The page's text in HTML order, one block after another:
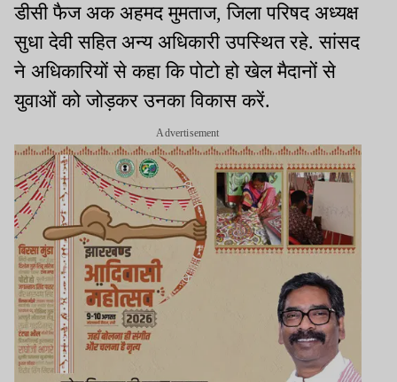
डीसी फैज अक अहमद मुमताज, जिला परिषद अध्यक्ष
सुधा देवी सहित अन्य अधिकारी उपस्थित रहे. सांसद
ने अधिकारियों से कहा कि पोटो हो खेल मैदानों से
युवाओं को जोड़कर उनका विकास करें.
Advertisement